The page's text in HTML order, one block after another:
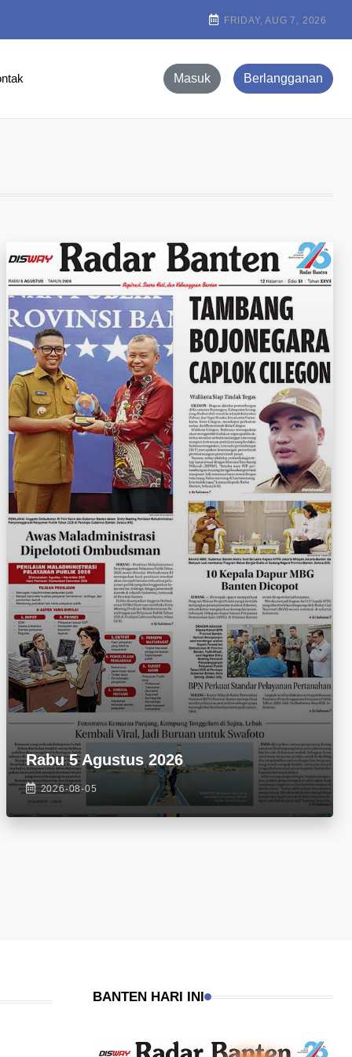
FRIDAY, AUG 7, 2026
Masuk Berlangganan
Rabu 5 Agustus 2026
2026-08-05
BANTEN HARI INI